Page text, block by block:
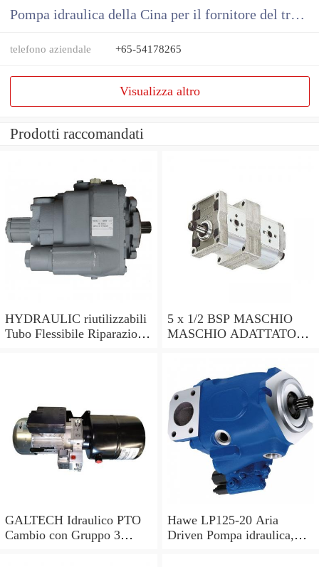
Pompa idraulica della Cina per il fornitore del trattore
telefono aziendale +65-54178265
Visualizza altro
Prodotti raccomandati
HYDRAULIC riutilizzabili
Tubo Flessibile Riparazione
5 x 1/2 BSP MASCHIO
MASCHIO ADATTATORI
TUBO POMPA fuo
GALTECH Idraulico PTO
Cambio con Gruppo 3
Hawe LP125-20 Aria
Driven Pompa idraulica,